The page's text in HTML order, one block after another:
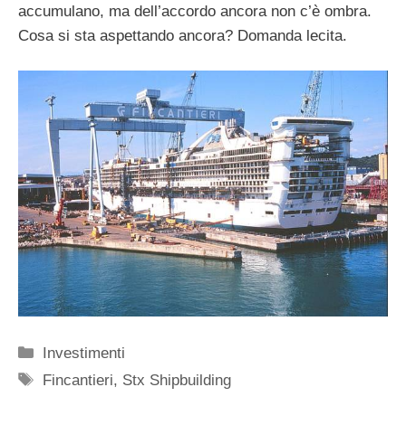
accumulano, ma dell’accordo ancora non c’è ombra.
Cosa si sta aspettando ancora? Domanda lecita.
Categorie
Investimenti
Tag
Fincantieri, Stx Shipbuilding